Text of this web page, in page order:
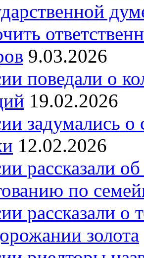
9.03.2026
поведали о
19.02.2026
задумались
12.02.2026
рассказали
по
рассказали о
золота